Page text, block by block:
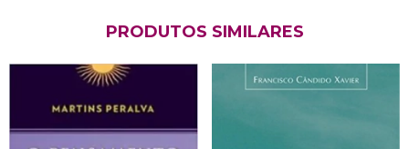
PRODUTOS SIMILARES